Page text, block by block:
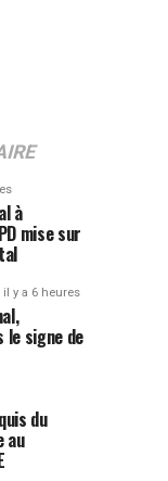
à
mise sur
il y a 6 heures
le signe de
du
au